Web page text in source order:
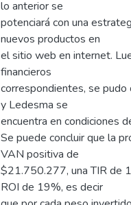
lo anterior se
potenciará con una
nuevos productos en
el sitio web en internet.
financieros
correspondientes, se
y Ledesma se
encuentra en condiciones
Se puede concluir que la
VAN positiva de
$21.750.277, una TIR de
ROI de 19%, es decir